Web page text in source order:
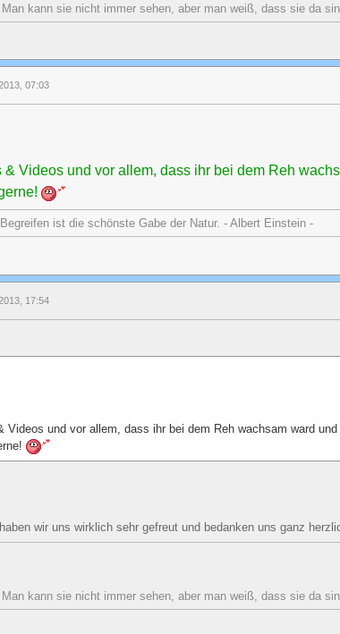
kann sie nicht immer sehen, aber man weiß, dass sie da
07:03
& Videos und vor allem, dass ihr bei dem Reh
ist die schönste Gabe der Natur. - Albert Einstein -
17:54
Videos und vor allem, dass ihr bei dem Reh wachsam ward
wir uns wirklich sehr gefreut und bedanken uns ganz
kann sie nicht immer sehen, aber man weiß, dass sie da